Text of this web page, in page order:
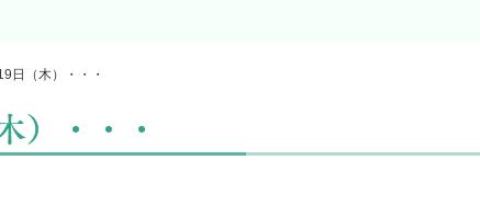
日（木）・・・
）・・・